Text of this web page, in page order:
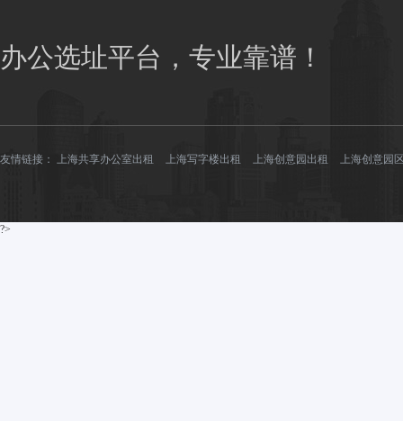
办公选址平台，专业靠谱！
友情链接： 上海共享办公室出租 上海写字楼出租 上海创意园出租 上海创意园
?>